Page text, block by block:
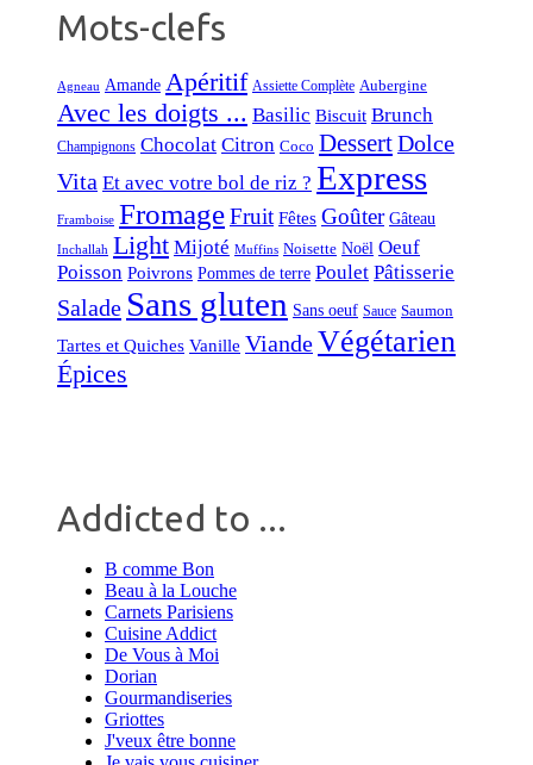
Mots-clefs
Agneau Amande Apéritif Assiette Complète Aubergine
Avec les doigts ... Basilic Biscuit Brunch
Champignons Chocolat Citron Coco DessertDolce
Vita Et avec votre bol de riz ? Express
Framboise FromageFruit Fêtes Goûter Gâteau
Inchallah Light Mijoté Muffins Noisette Noël Oeuf
Poisson Poivrons Pommes de terre Poulet Pâtisserie
Salade Sans gluten Sans oeuf Sauce Saumon
Tartes et Quiches Vanille ViandeVégétarien
Épices
Addicted to ...
B comme Bon
Beau à la Louche
Carnets Parisiens
Cuisine Addict
De Vous à Moi
Dorian
Gourmandiseries
Griottes
J'veux être bonne